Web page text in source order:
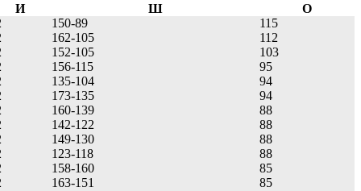
И Ш
О
150-89
115
162-105
112
152-105
103
156-115
95
135-104
94
173-135
94
160-139
88
142-122
88
149-130
88
123-118
88
158-160
85
163-151
85